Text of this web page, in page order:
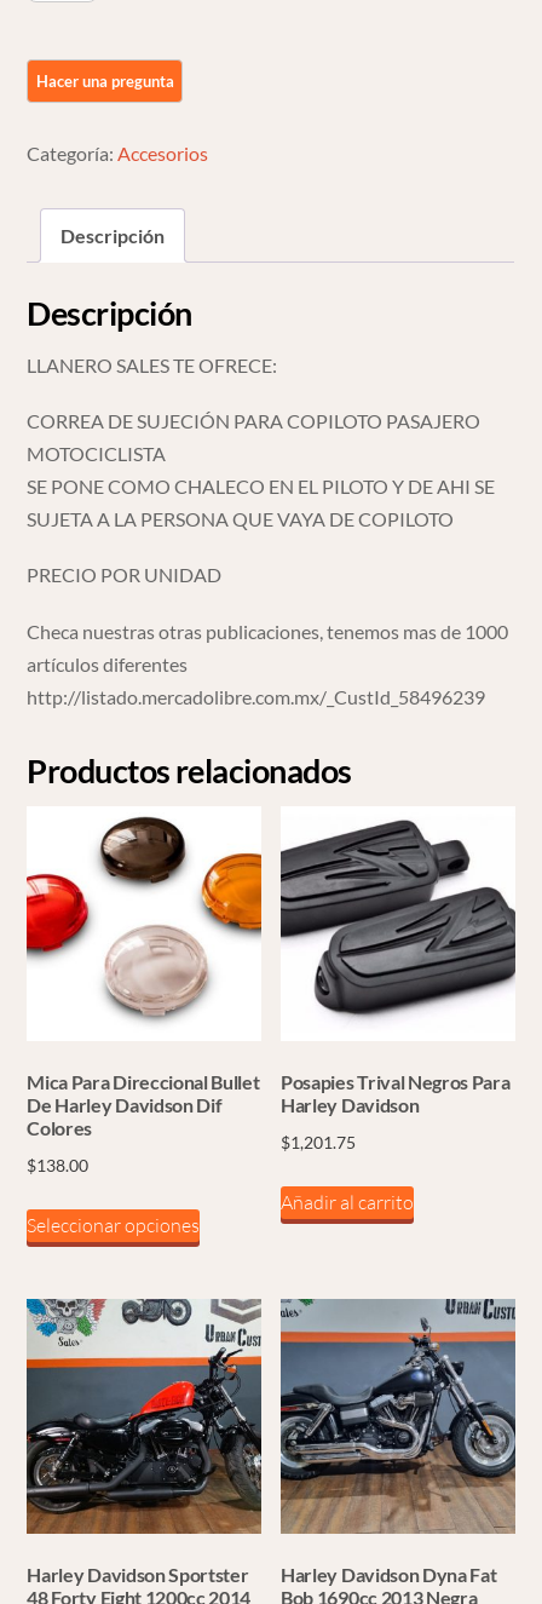
Copiloto
Motocicleta
Categoría: Accesorios
Descripción
Descripción
LLANERO SALES TE OFRECE:
CORREA DE SUJECIÓN PARA COPILOTO PASAJERO
MOTOCICLISTA
SE PONE COMO CHALECO EN EL PILOTO Y DE AHI SE
SUJETA A LA PERSONA QUE VAYA DE COPILOTO
PRECIO POR UNIDAD
Checa nuestras otras publicaciones, tenemos mas de 1000
artículos diferentes
http://listado.mercadolibre.com.mx/_CustId_58496239
Productos relacionados
Mica Para Direccional Bullet
De Harley Davidson Dif
Colores
$138.00
Seleccionar opciones
producto
múltiples
variantes.
Las
opciones
se
pueden
elegir
en
la
página
Posapies Trival Negros Para
Harley Davidson
$1,201.75
Añadir al carrito
Harley Davidson Sportster
48 Forty Eight 1200cc 2014
Harley Davidson Dyna Fat
Bob 1690cc 2013 Negra